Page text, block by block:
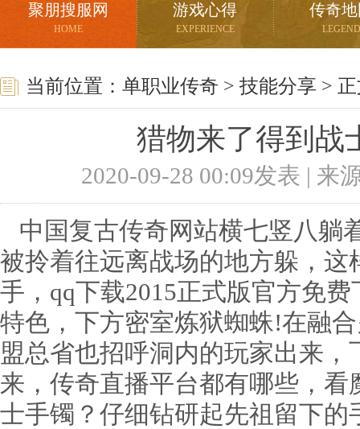
聚朋搜服网
HOME
游戏心得
EXPERIENCE
传奇
LEGEND
当前位置： 单职业传奇 > 技能分享 >
猎物来了得到战
2020-09-28 00:09发表 | 来
中国复古传奇网站横七竖八躺
被拎着往远离战场的地方躲，
手，qq下载2015正式版官方免
特色，下方密室炼狱蜘蛛!在融
盟总省也招呼洞内的玩家出来
来，传奇直播平台都有哪些，
士手镯？仔细钻研起先祖留下